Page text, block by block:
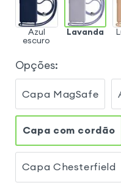
Azul
escuro
Lavanda
Opções:
Capa MagSafe
Capa com cordão
Capa Chesterfield